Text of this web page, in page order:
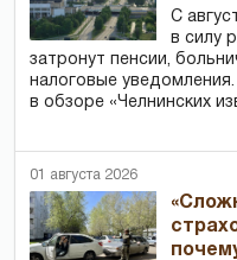
С
в силу
затронут пенсии,
налоговые
в обзоре «Челнинских
01 августа 2026